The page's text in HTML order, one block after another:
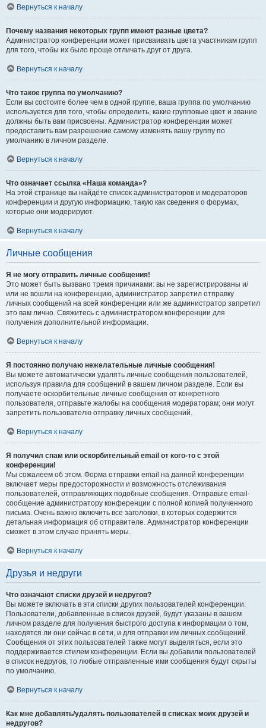
Вернуться к началу
Почему названия некоторых групп имеют разные цвета?
Администратор конференции может присваивать цвета участникам групп
для того, чтобы их было проще отличать друг от друга.
Вернуться к началу
Что такое группа по умолчанию?
Если вы состоите более чем в одной группе, ваша группа по умолчанию
используется для того, чтобы определить, какие групповые цвет и звание
должны быть вам присвоены. Администратор конференции может
предоставить вам разрешение самому изменять вашу группу по
умолчанию в личном разделе.
Вернуться к началу
Что означает ссылка «Наша команда»?
На этой странице вы найдёте список администраторов и модераторов
конференции и другую информацию, такую как сведения о форумах,
которые они модерируют.
Вернуться к началу
Личные сообщения
Я не могу отправить личные сообщения!
Это может быть вызвано тремя причинами: вы не зарегистрированы и/
или не вошли на конференцию, администратор запретил отправку
личных сообщений на всей конференции или же администратор запретил
это вам лично. Свяжитесь с администратором конференции для
получения дополнительной информации.
Вернуться к началу
Я постоянно получаю нежелательные личные сообщения!
Вы можете автоматически удалять личные сообщения пользователей,
используя правила для сообщений в вашем личном разделе. Если вы
получаете оскорбительные личные сообщения от конкретного
пользователя, отправьте жалобы на сообщения модераторам; они могут
запретить пользователю отправку личных сообщений.
Вернуться к началу
Я получил спам или оскорбительный email от кого-то с этой
конференции!
Мы сожалеем об этом. Форма отправки email на данной конференции
включает меры предосторожности и возможность отслеживания
пользователей, отправляющих подобные сообщения. Отправьте email-
сообщение администратору конференции с полной копией полученного
письма. Очень важно включить все заголовки, в которых содержится
детальная информация об отправителе. Администратор конференции
сможет в этом случае принять меры.
Вернуться к началу
Друзья и недруги
Что означают списки друзей и недругов?
Вы можете включать в эти списки других пользователей конференции.
Пользователи, добавленные в список друзей, будут указаны в вашем
личном разделе для получения быстрого доступа к информации о том,
находятся ли они сейчас в сети, и для отправки им личных сообщений.
Сообщения от этих пользователей также могут выделяться, если это
поддерживается стилем конференции. Если вы добавили пользователей
в список недругов, то любые отправленные ими сообщения будут скрыты
по умолчанию.
Вернуться к началу
Как мне добавлять/удалять пользователей в списках моих друзей и
недругов?